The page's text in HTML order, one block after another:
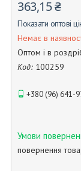
363,15 ₴
Показати оптові
Немає в
Оптом і в
Код: 100259
+380 (96) 641-
повернення